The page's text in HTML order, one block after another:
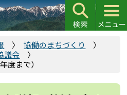
協働のまちづくり
議会
度まで）